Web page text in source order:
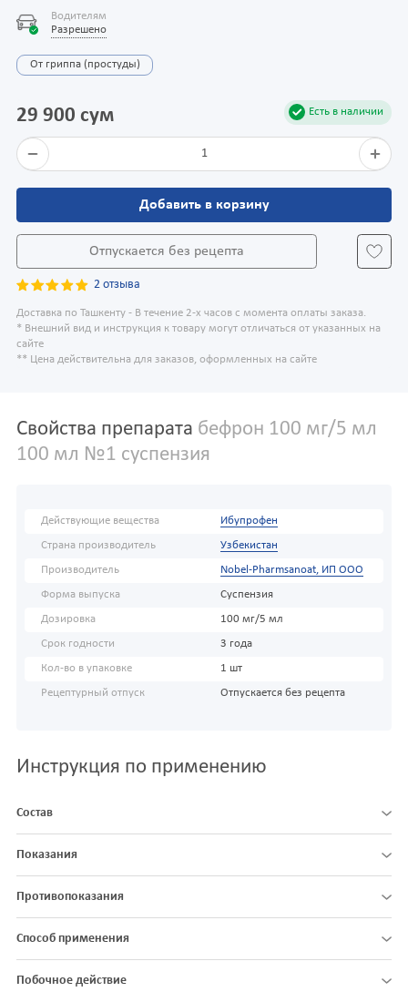
Водителям
Разрешено
От гриппа (простуды)
Есть в наличии
29 900 сум
1
Добавить в корзину
Отпускается без рецепта
2 отзыва
Доставка по Ташкенту - В течение 2-х часов с момента оплаты заказа.
* Внешний вид и инструкция к товару могут отличаться от указанных на
сайте
** Цена действительна для заказов, оформленных на сайте
Свойства препарата бефрон 100 мг/5 мл
100 мл №1 суспензия
Действующие вещества Ибупрофен
Страна производитель Узбекистан
Производитель Nobel-Pharmsanoat, ИП ООО
Форма выпуска Суспензия
Дозировка 100 мг/5 мл
Срок годности 3 года
Кол-во в упаковке 1 шт
Рецептурный отпуск Отпускается без рецепта
Инструкция по применению
Состав
Показания
Противопоказания
Способ применения
Побочное действие